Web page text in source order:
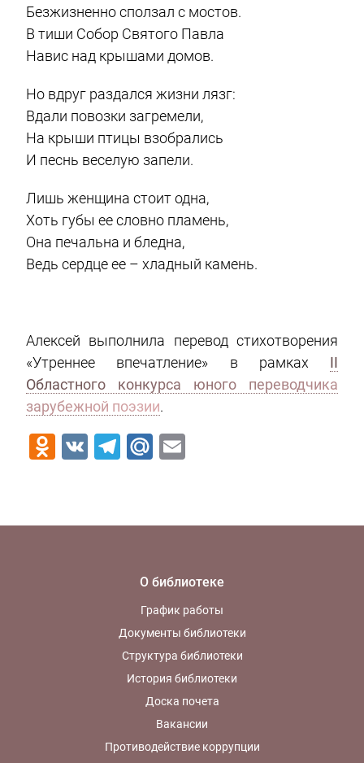
Безжизненно сползал с мостов.
В тиши Собор Святого Павла
Навис над крышами домов.
Но вдруг раздался жизни лязг:
Вдали повозки загремели,
На крыши птицы взобрались
И песнь веселую запели.
Лишь женщина стоит одна,
Хоть губы ее словно пламень,
Она печальна и бледна,
Ведь сердце ее – хладный камень.
Алексей выполнила перевод стихотворения
«Утреннее впечатление» в рамках II
Областного конкурса юного переводчика
зарубежной поэзии.
Odnoklassniki
VK Telegram
Mail.Ru
О библиотеке
График работы
Документы библиотеки
Структура библиотеки
История библиотеки
Доска почета
Вакансии
Противодействие коррупции